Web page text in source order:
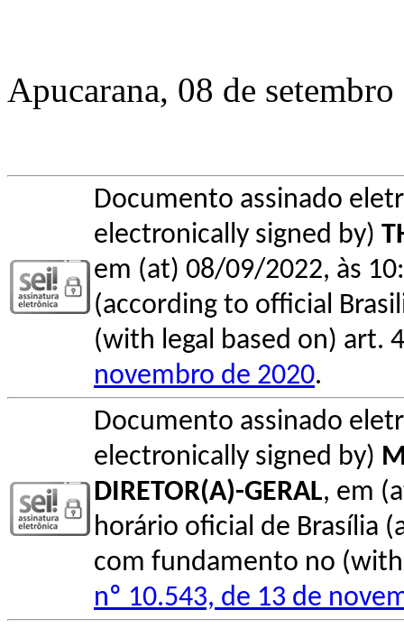
Apucarana, 08 de
Documento assinado
electronically signed by)
em (at) 08/09/2022, às
(according to official
(with legal based on) art.
novembro de 2020.
Documento assinado
electronically signed by)
DIRETOR(A)-GERAL, em
horário oficial de Brasília
com fundamento no
nº 10.543, de 13 de